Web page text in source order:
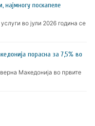
најмногу поскапеле
во јули 2026 година се
порасна за 7,5% во
Македонија во првите